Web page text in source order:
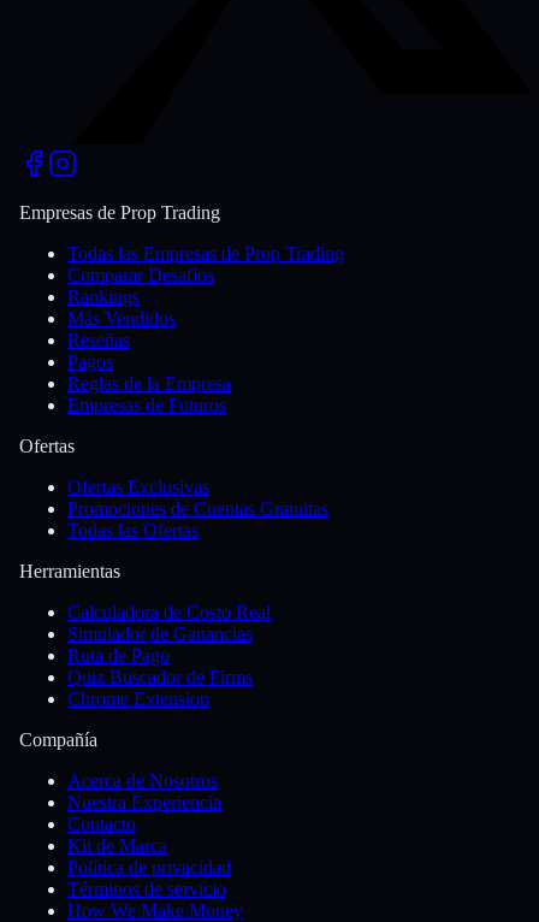
Empresas de Prop Trading
Todas las Empresas de Prop Trading
Comparar Desafíos
Rankings
Más Vendidos
Reseñas
Pagos
Reglas de la Empresa
Empresas de Futuros
Ofertas
Ofertas Exclusivas
Promociones de Cuentas Gratuitas
Todas las Ofertas
Herramientas
Calculadora de Costo Real
Simulador de Ganancias
Ruta de Pago
Quiz Buscador de Firms
Chrome Extension
Compañía
Acerca de Nosotros
Nuestra Experiencia
Contacto
Kit de Marca
Política de privacidad
Términos de servicio
How We Make Money